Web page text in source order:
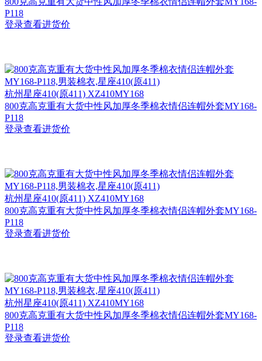
P118
登录查看进货价
杭州星座410(原411) XZ410MY168
800克高克重有大货中性风加厚冬季棉衣情侣连帽外套MY168-
P118
登录查看进货价
杭州星座410(原411) XZ410MY168
800克高克重有大货中性风加厚冬季棉衣情侣连帽外套MY168-
P118
登录查看进货价
杭州星座410(原411) XZ410MY168
800克高克重有大货中性风加厚冬季棉衣情侣连帽外套MY168-
P118
登录查看进货价